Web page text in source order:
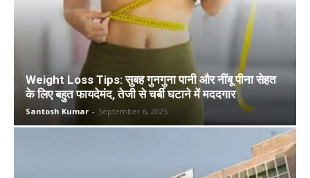
Weight Loss Tips: सुबह गुनगुना पानी और नींबू पीना सेहत
के लिए बहुत फायदेमंद, तेजी से चर्बी घटाने में मददगार
Santosh Kumar - September 6, 2025